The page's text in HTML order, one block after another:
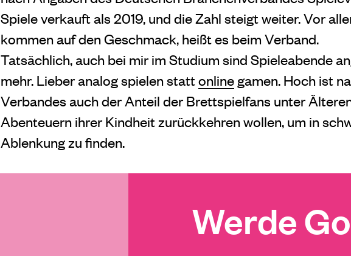
Spiele verkauft als 2019, und die Zahl steigt weiter. Vor
kommen auf den Geschmack, heißt es beim Verband.
Tatsächlich, auch bei mir im Studium sind Spieleabende
mehr. Lieber analog spielen stattonline gamen. Hoch ist
Verbandes auch der Anteil der Brettspielfans unter
Abenteuern ihrer Kindheit zurückkehren wollen, um in
Ablenkung zu finden.
Werde